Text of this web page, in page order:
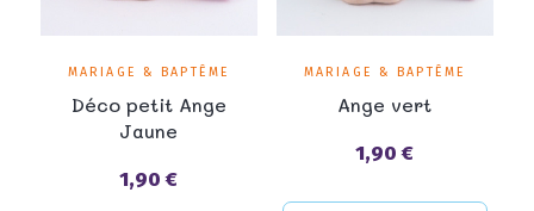
MARIAGE & BAPTÊME
Déco petit Ange
Jaune
Prix
1,90 €
MARIAGE & BAPTÊME
Ange vert
Prix
1,90 €